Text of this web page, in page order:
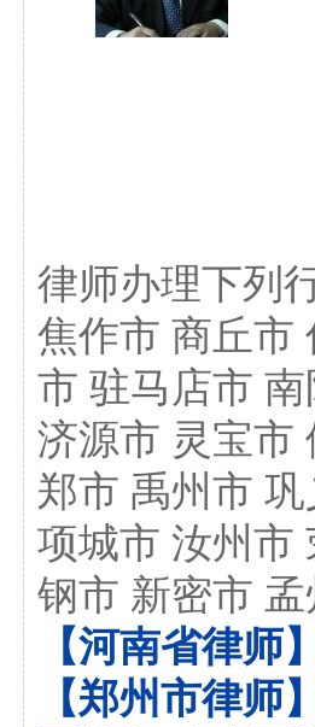
律师办理下列
焦作市 商丘市
市 驻马店市
济源市 灵宝市
郑市 禹州市
项城市 汝州市
钢市 新密市
【河南省律师
【郑州市律师